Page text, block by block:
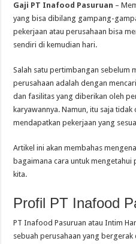
Gaji PT Inafood Pasuruan –
yang bisa dibilang gampang-
pekerjaan atau perusahaan bisa
sendiri di kemudian hari.
Salah satu pertimbangan sebelum
perusahaan adalah dengan
dan fasilitas yang diberikan oleh
karyawannya. Namun, itu saja
mendapatkan pekerjaan yang
Artikel ini akan membahas
bagaimana cara untuk mengetahui
kita.
Profil PT Inafood
PT Inafood Pasuruan atau Intim
sebuah perusahaan yang